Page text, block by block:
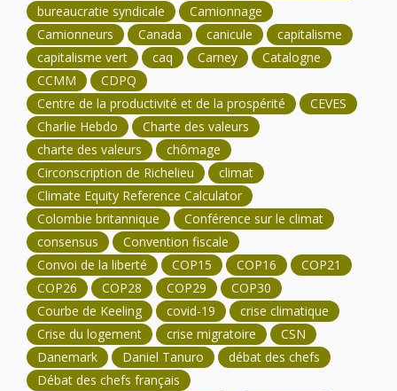
bureaucratie syndicale
Camionnage
Camionneurs
Canada canicule
capitalisme
capitalisme vert
caq Carney
Catalogne
CCMM
CDPQ
Centre de la productivité et de la prospérité
CEVES
Charlie Hebdo
Charte des valeurs
charte des valeurs
chômage
Circonscription de Richelieu
climat
Climate Equity Reference Calculator
Colombie britannique
Conférence sur le climat
consensus
Convention fiscale
Convoi de la liberté
COP15 COP16
COP21
COP26
COP28 COP29
COP30
Courbe de Keeling
covid-19
crise climatique
Crise du logement
crise migratoire
CSN
Danemark
Daniel Tanuro
débat des chefs
Débat des chefs français